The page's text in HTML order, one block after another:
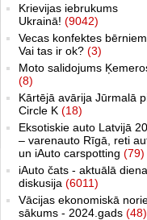
Krievijas iebrukums
Ukrainā! (9042)
Vecas konfektes
Vai tas ir ok? (3)
Moto salidojums
(8)
Kārtējā avārija Jūrmalā
Circle K (18)
Eksotiskie auto Latvijā
– varenauto Rīgā, reti
un iAuto carspotting (79)
iAuto čats - aktuālā
diskusija (6011)
Vācijas ekonomiskā
sākums - 2024.gads (48)